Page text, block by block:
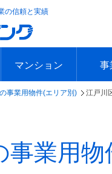
の信頼と実績
マンション
エリアで探す
沿線で探す
本日の新着物件
今週の新着物件
事
エリ
沿線
本日
今週
事業用物件(エリア別) 江戸川
事業用